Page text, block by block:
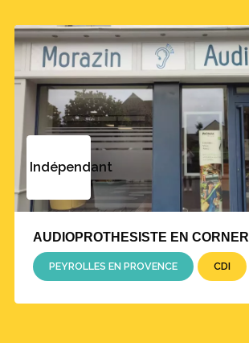
Indépendant
AUDIOPROTHESISTE EN CORNER
PEYROLLES EN PROVENCE CDI